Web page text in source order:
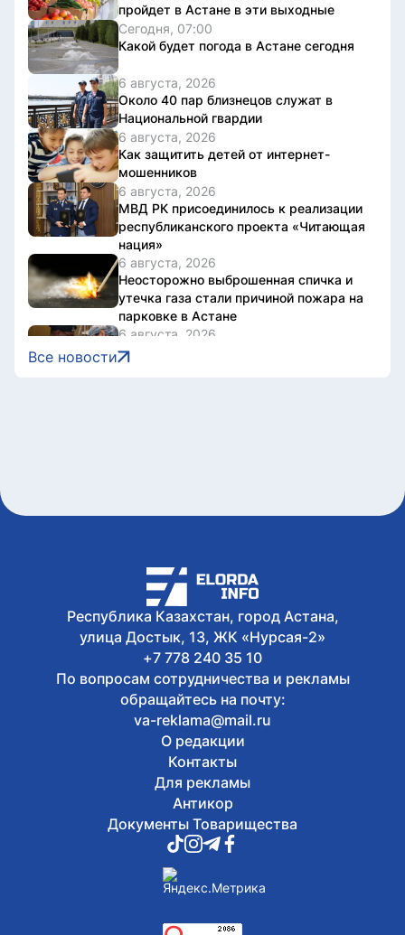
пройдет в Астане в эти выходные
Сегодня, 07:00
Какой будет погода в Астане сегодня
6 августа, 2026
Около 40 пар близнецов служат в
Национальной гвардии
6 августа, 2026
Как защитить детей от интернет-
мошенников
6 августа, 2026
МВД РК присоединилось к реализации
республиканского проекта «Читающая
нация»
6 августа, 2026
Неосторожно выброшенная спичка и
утечка газа стали причиной пожара на
парковке в Астане
6 августа, 2026
Смертность новорожденных с
6 августа, 2026
Олжас Бектенов принял участие в
заседании Евразийского
межправительственного совета в
узком формате в Чолпон-Ате
Все новости
Республика Казахстан, город Астана,
улица Достык, 13, ЖК «Нурсая-2»
+7 778 240 35 10
По вопросам сотрудничества и рекламы
обращайтесь на почту:
va-reklama@mail.ru
О редакции
Контакты
Для рекламы
Антикор
Документы Товарищества